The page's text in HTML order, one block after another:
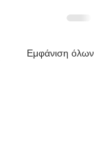
Εμφάνιση όλων